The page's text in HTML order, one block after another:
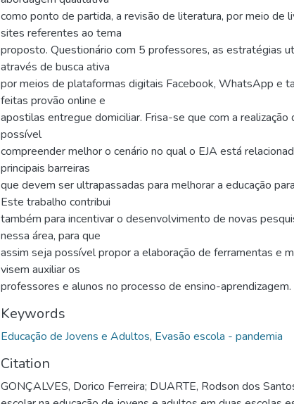
como ponto de partida, a revisão de literatura, por meio de
sites referentes ao tema
proposto. Questionário com 5 professores, as estratégias
através de busca ativa
por meios de plataformas digitais Facebook, WhatsApp e
feitas provão online e
apostilas entregue domiciliar. Frisa-se que com a
possível
compreender melhor o cenário no qual o EJA está
principais barreiras
que devem ser ultrapassadas para melhorar a educação
Este trabalho contribui
também para incentivar o desenvolvimento de novas
nessa área, para que
assim seja possível propor a elaboração de ferramentas e
visem auxiliar os
professores e alunos no processo de ensino-aprendizagem.
Keywords
Educação de Jovens e Adultos, Evasão escola - pandemia
Citation
GONÇALVES, Dorico Ferreira; DUARTE, Rodson dos